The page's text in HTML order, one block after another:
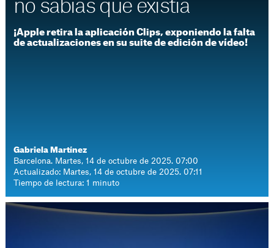
no sabías que existía
¡Apple retira la aplicación Clips, exponiendo la falta
de actualizaciones en su suite de edición de vídeo!
Gabriela Martínez
Barcelona. Martes, 14 de octubre de 2025. 07:00
Actualizado: Martes, 14 de octubre de 2025. 07:11
Tiempo de lectura: 1 minuto